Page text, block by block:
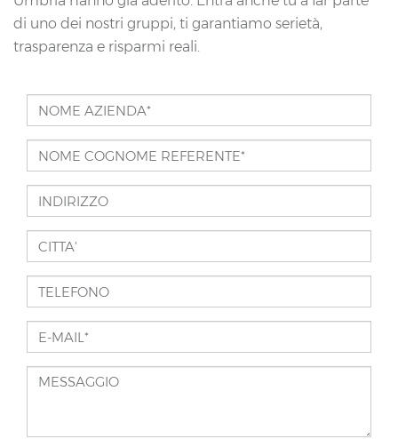
di uno dei nostri gruppi, ti garantiamo serietà,
trasparenza e risparmi reali.
NOME
AZIENDA*
*
NOME
COGNOME
REFERENTE*
INDIRIZZO
CITTA'
TELEFONO
E-
MAIL*